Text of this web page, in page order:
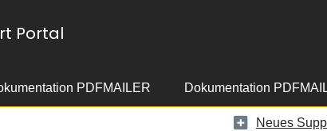
Portal
PDFMAILER Dokumentation
Neues